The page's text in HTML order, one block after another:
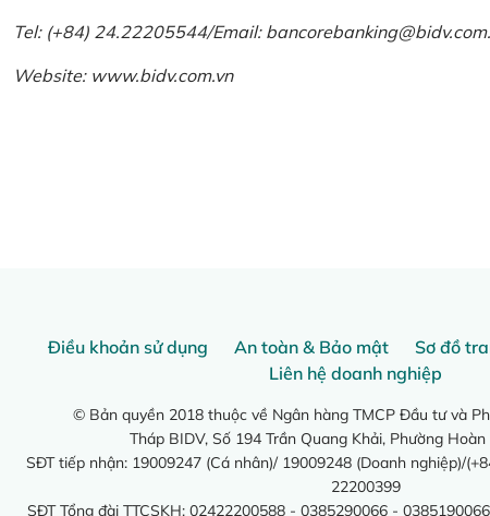
Tel: (+84) 24.22205544/Email:
Website: www.bidv.com.vn
Điều khoản sử dụng An toàn & Bảo mật Sơ đồ
Liên hệ doanh nghiệp
© Bản quyền 2018 thuộc về Ngân hàng TMCP Đầu tư và
Tháp BIDV, Số 194 Trần Quang Khải, Phường
SĐT tiếp nhận: 19009247 (Cá nhân)/ 19009248 (Doanh nghiệp)/
22200399
SĐT Tổng đài TTCSKH: 02422200588 - 0385290066 -